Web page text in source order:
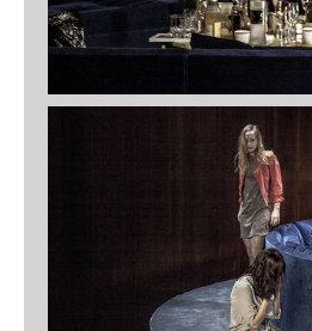
Destinyland – A Digital Odyssey
Achilleion Museum Corfu, 2021